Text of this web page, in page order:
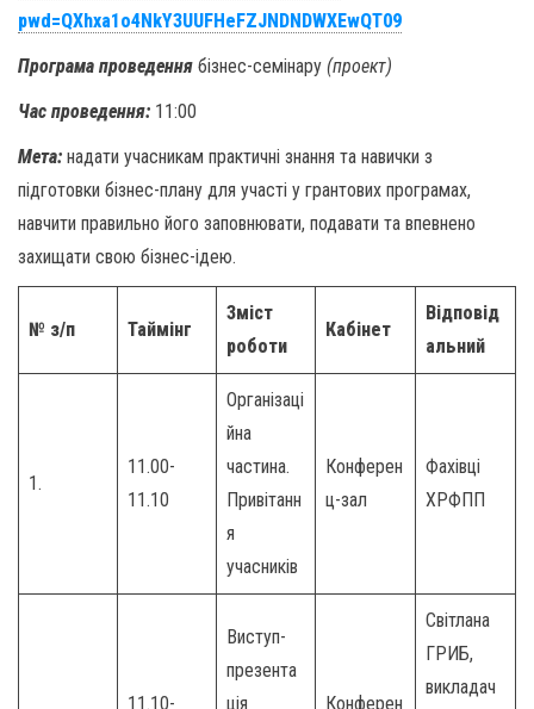
pwd=QXhxa1o4NkY3UUFHeFZJNDNDWXEwQT09
Програма проведення бізнес-семінару (проект)
Час проведення: 11:00
Мета: надати учасникам практичні знання та навички з
підготовки бізнес-плану для участі у грантових програмах,
навчити правильно його заповнювати, подавати та впевнено
захищати свою бізнес-ідею.
№ з/п Таймінг
Зміст
роботи
Кабінет
Відповід
альний
1.
11.00-
11.10
Організаці
йна
частина.
Привітанн
я
учасників
Конферен
ц-зал
Фахівці
ХРФПП
11.10-
Виступ-
презента
ція
Конферен
Світлана
ГРИБ,
викладач